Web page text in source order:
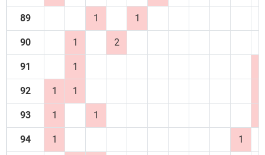
89 1 1
90 1 2
91 1
92 1 1
93 1 1
94 1 1